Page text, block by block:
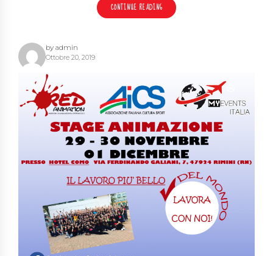
CONTINUE READING
by admin
Ottobre 20, 2019